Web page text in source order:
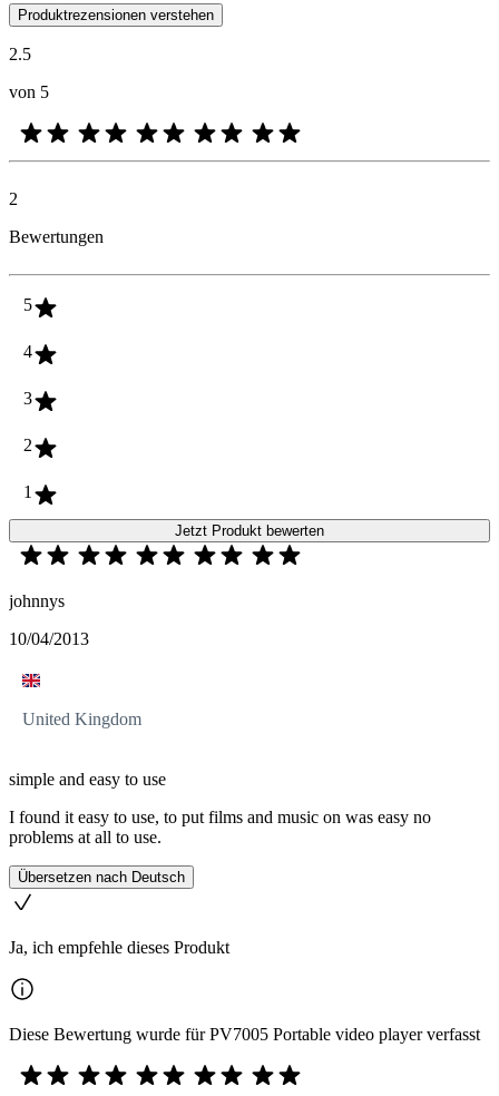
Kundenmeinungen in Form von Produkt- und Sternebewertungen
Produktrezensionen verstehen
2.5
von 5
2
Bewertungen
5
4
3
2
1
Jetzt Produkt bewerten
johnnys
10/04/2013
United Kingdom
simple and easy to use
I found it easy to use, to put films and music on was easy no
problems at all to use.
Übersetzen nach Deutsch
Ja, ich empfehle dieses Produkt
Diese Bewertung wurde für PV7005 Portable video player verfasst